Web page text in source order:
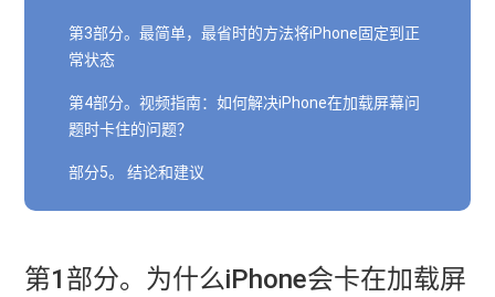
第3部分。最简单，最省时的方法将iPhone固定到正
常状态
第4部分。视频指南：如何解决iPhone在加载屏幕问
题时卡住的问题？
部分5。 结论和建议
第1部分。为什么iPhone会卡在加载屏